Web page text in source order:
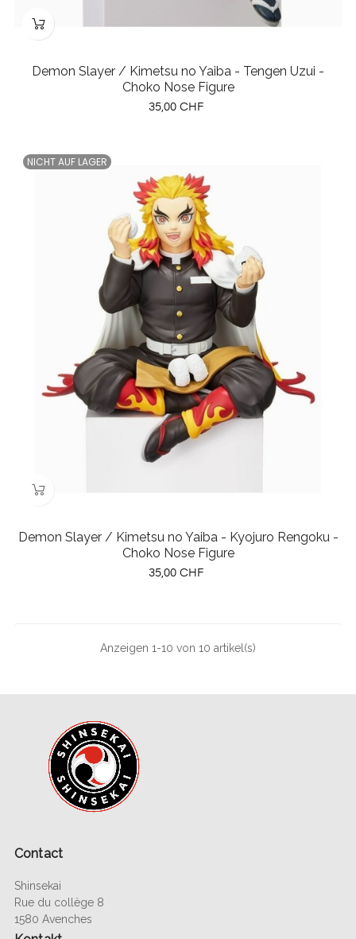
Demon Slayer / Kimetsu no Yaiba - Tengen Uzui -
Choko Nose Figure
Preis
35,00 CHF
NICHT AUF LAGER
Demon Slayer / Kimetsu no Yaiba - Kyojuro Rengoku -
Choko Nose Figure
Preis
35,00 CHF
Anzeigen 1-10 von 10 artikel(s)
Contact
Shinsekai
Rue du collège 8
1580 Avenches